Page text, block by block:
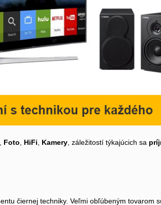
, Foto, HiFi, Kamery, záležitostí týkajúcich sa
čiernej techniky. Veľmi obľúbeným tovarom